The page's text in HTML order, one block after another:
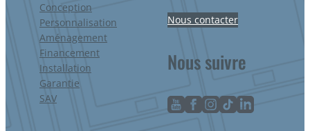
Conception
Personnalisation
Aménagement
Financement
Installation
Garantie
SAV
Nous contacter
Nous suivre